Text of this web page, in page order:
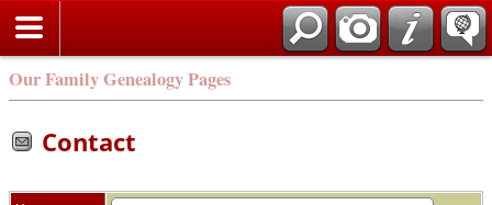
Our Family Genealogy Pages
Contact